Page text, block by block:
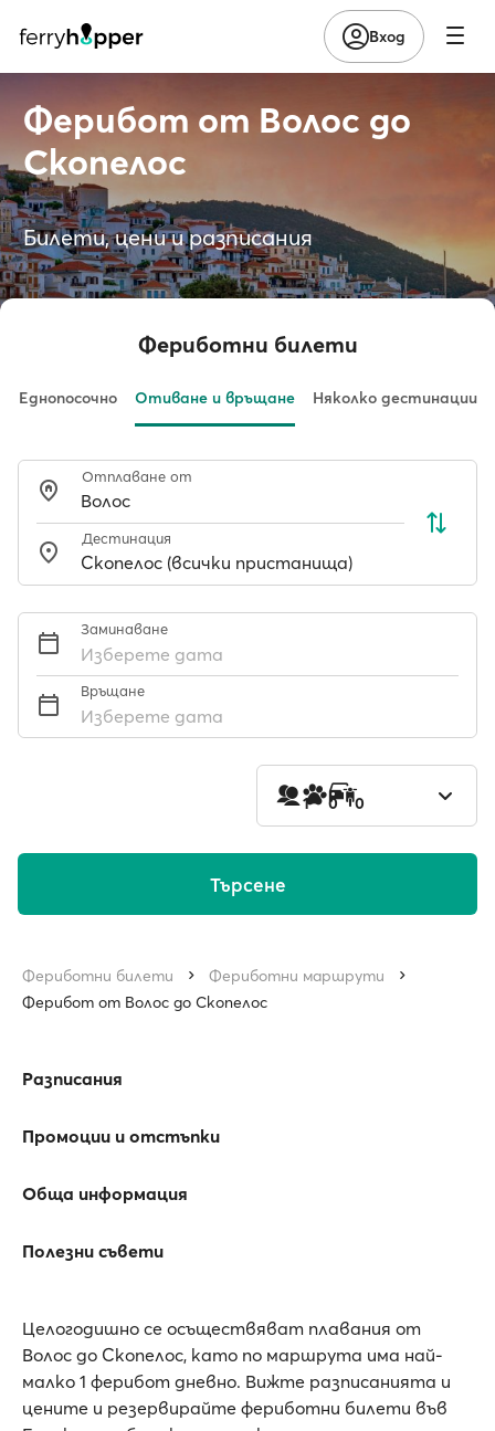
Вход
Ферибот от Волос до
Скопелос
Билети, цени и разписания
Фериботни билети
Еднопосочно Отиване и връщане Няколко дестинации
Отплаване от
Дестинация
Заминаване
Изберете дата
Връщане
Изберете дата
1 0 0
Търсене
Фериботни билети
Фериботни маршрути
Ферибот от Волос до Скопелос
Разписания
Промоции и отстъпки
Обща информация
Полезни съвети
Целогодишно се осъществяват плавания от
Волос до Скопелос, като по маршрута има най-
малко 1 ферибот дневно. Вижте разписанията и
цените и резервирайте фериботни билети във